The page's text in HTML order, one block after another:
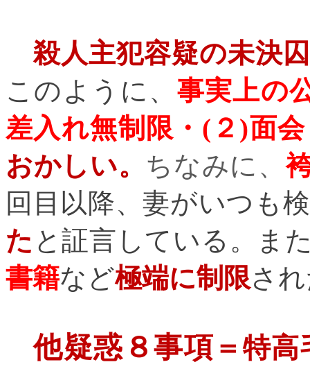
殺人主犯容疑の未決囚
このように、 事実上の
差入れ無制限・ ( ２ )面
おかしい。 ちなみに、
回目以降、妻がいつも
た と証言している。ま
書籍など極端に制限さ
他疑惑８事項 ＝特